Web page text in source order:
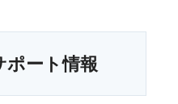
ポート情報